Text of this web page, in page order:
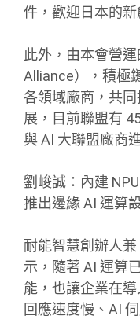
件，歡迎日本的新
此外，由本會營
Alliance），積極
各領域廠商，共
展，目前聯盟有
與 AI 大聯盟廠商
劉峻誠：內建
推出邊緣 AI 運算
耐能智慧創辦人
示，隨著 AI 運算
能，也讓企業在
回應速度慢、AI